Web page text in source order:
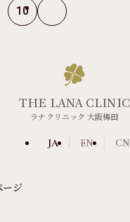
10
THE LANA CLINIC
ラナクリニック 大阪梅田
JA EN CN
ージ